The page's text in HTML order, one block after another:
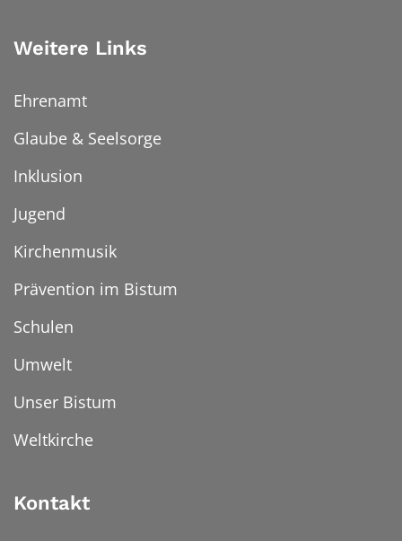
Weitere Links
Ehrenamt
Glaube & Seelsorge
Inklusion
Jugend
Kirchenmusik
Prävention im Bistum
Schulen
Umwelt
Unser Bistum
Weltkirche
Kontakt